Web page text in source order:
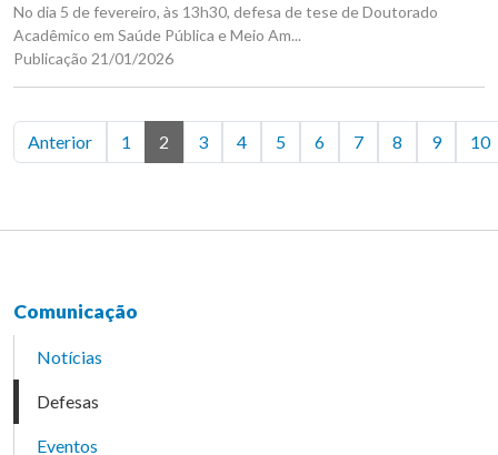
No dia 5 de fevereiro, às 13h30, defesa de tese de Doutorado
Acadêmico em Saúde Pública e Meio Am...
Publicação 21/01/2026
Anterior 1 2 3 4 5 6 7 8 9 10
Comunicação
Notícias
Defesas
Eventos